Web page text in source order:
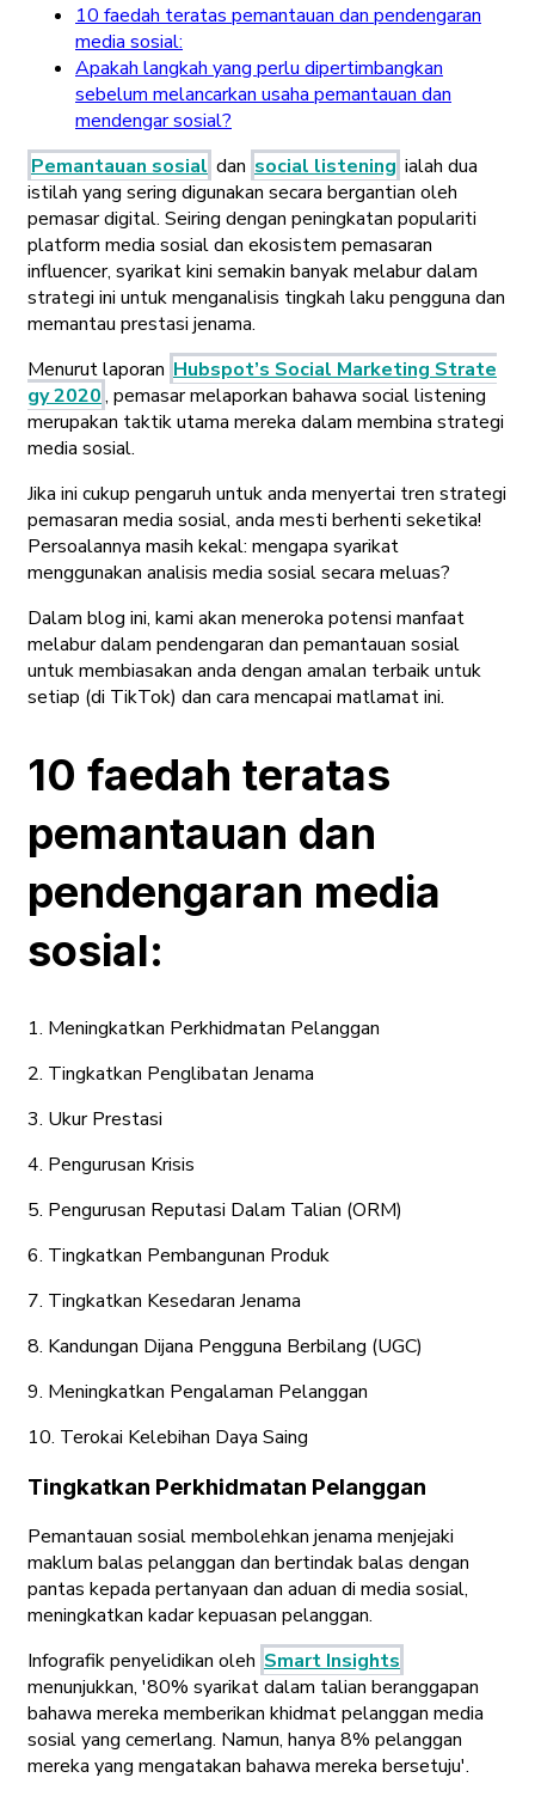
10 faedah teratas pemantauan dan pendengaran
media sosial:
Apakah langkah yang perlu dipertimbangkan
sebelum melancarkan usaha pemantauan dan
mendengar sosial?
Pemantauan sosial dan social listening ialah dua
istilah yang sering digunakan secara bergantian oleh
pemasar digital. Seiring dengan peningkatan populariti
platform media sosial dan ekosistem pemasaran
influencer, syarikat kini semakin banyak melabur dalam
strategi ini untuk menganalisis tingkah laku pengguna dan
memantau prestasi jenama.
Menurut laporan Hubspot’s Social Marketing Strate
gy 2020, pemasar melaporkan bahawa social listening
merupakan taktik utama mereka dalam membina strategi
media sosial.
Jika ini cukup pengaruh untuk anda menyertai tren strategi
pemasaran media sosial, anda mesti berhenti seketika!
Persoalannya masih kekal: mengapa syarikat
menggunakan analisis media sosial secara meluas?
Dalam blog ini, kami akan meneroka potensi manfaat
melabur dalam pendengaran dan pemantauan sosial
untuk membiasakan anda dengan amalan terbaik untuk
setiap (di TikTok) dan cara mencapai matlamat ini.
10 faedah teratas
pemantauan dan
pendengaran media
sosial:
1. Meningkatkan Perkhidmatan Pelanggan
2. Tingkatkan Penglibatan Jenama
3. Ukur Prestasi
4. Pengurusan Krisis
5. Pengurusan Reputasi Dalam Talian (ORM)
6. Tingkatkan Pembangunan Produk
7. Tingkatkan Kesedaran Jenama
8. Kandungan Dijana Pengguna Berbilang (UGC)
9. Meningkatkan Pengalaman Pelanggan
10. Terokai Kelebihan Daya Saing
Tingkatkan Perkhidmatan Pelanggan
Pemantauan sosial membolehkan jenama menjejaki
maklum balas pelanggan dan bertindak balas dengan
pantas kepada pertanyaan dan aduan di media sosial,
meningkatkan kadar kepuasan pelanggan.
Infografik penyelidikan oleh Smart Insights
menunjukkan, '80% syarikat dalam talian beranggapan
bahawa mereka memberikan khidmat pelanggan media
sosial yang cemerlang. Namun, hanya 8% pelanggan
mereka yang mengatakan bahawa mereka bersetuju'.